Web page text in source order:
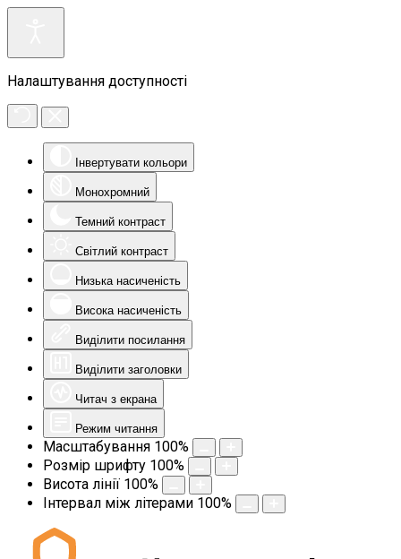
Налаштування доступності
Інвертувати кольори
Монохромний
Темний контраст
Світлий контраст
Низька насиченість
Висока насиченість
Виділити посилання
Виділити заголовки
Читач з екрана
Режим читання
Масштабування 100%
Розмір шрифту 100%
Висота лінії 100%
Інтервал між літерами 100%